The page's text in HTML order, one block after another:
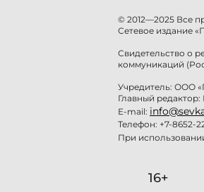
© 2012—2025 Все
Сетевое издание
Свидетельство о
коммуникаций
Учредитель: ООО
Главный
E-mail:
Телефон: +7-8652-
При
16+